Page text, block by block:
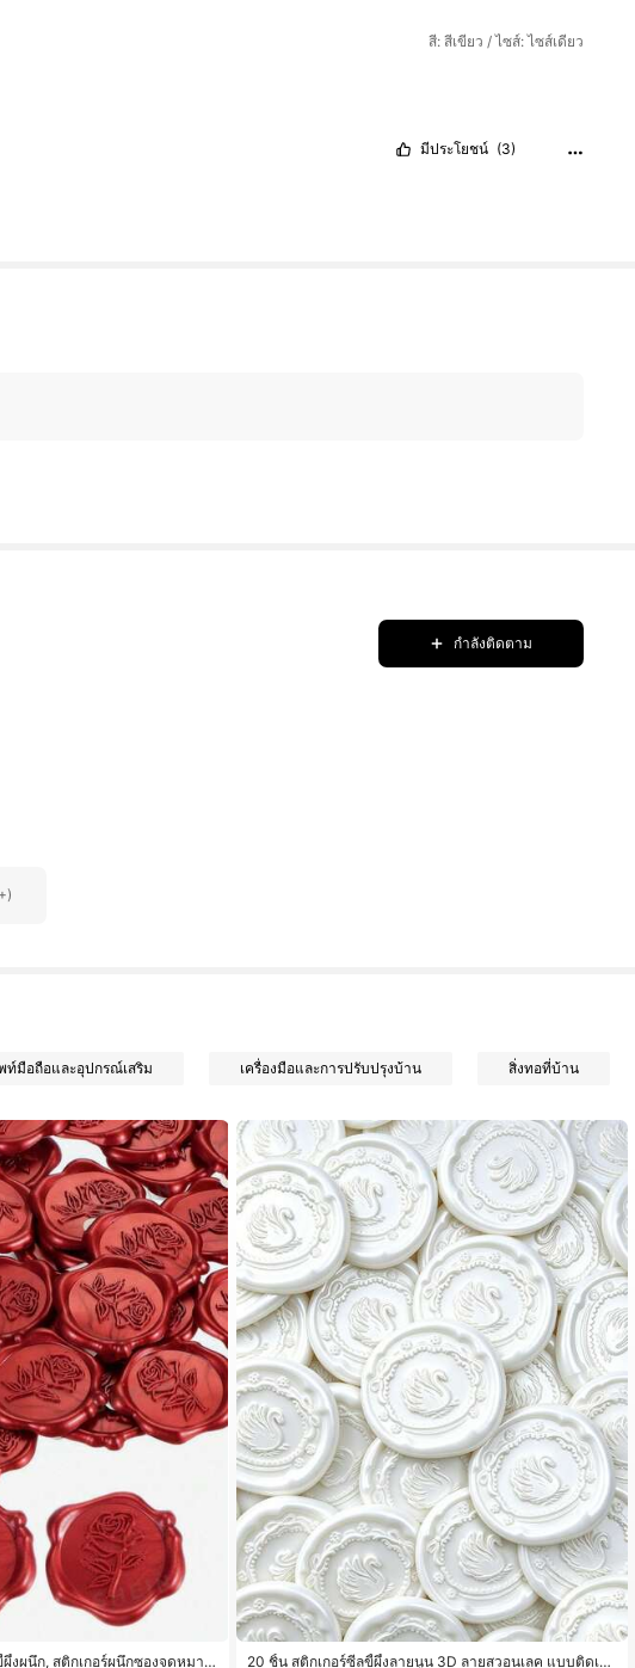
สี: สีเขียว / ไซส์: ไซส์เดียว
มีประโยชน์ (3)
กำลังติดตาม
ท์มือถือและอุปกรณ์เสริม เครื่องมือและการปรับปรุงบ้าน สิ่งทอที่บ้าน
งผนึก, สติกเกอร์ผนึกซองจดหมาย 20 ชิ้น สติกเกอร์ซีลขี้ผึ้งลายนูน 3D ลายสวอนเลค แบบติดเอง